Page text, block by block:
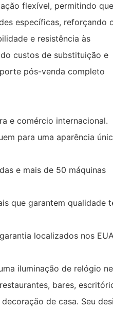
flexível, permitindo
específicas, reforçando
e resistência às
custos de substituição e
pós-venda completo
e comércio internacional.
para uma aparência
e mais de 50 máquinas
que garantem qualidade
localizados nos
iluminação de relógio
bares,
de casa. Seu